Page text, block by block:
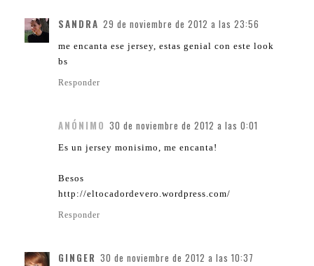
SANDRA 29 de noviembre de 2012 a las 23:56
me encanta ese jersey, estas genial con este look
bs
Responder
ANÓNIMO 30 de noviembre de 2012 a las 0:01
Es un jersey monisimo, me encanta!
Besos
http://eltocadordevero.wordpress.com/
Responder
GINGER 30 de noviembre de 2012 a las 10:37